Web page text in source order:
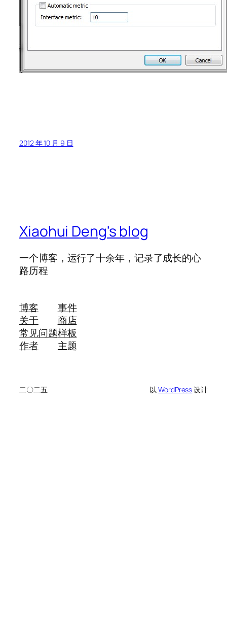
2012 年 10 月 9 日
Xiaohui Deng's blog
一个博客，运行了十余年，记录了成长的心
路历程
博客
关于
常见问题
作者
事件
商店
样板
主题
二〇二五 以WordPress设计